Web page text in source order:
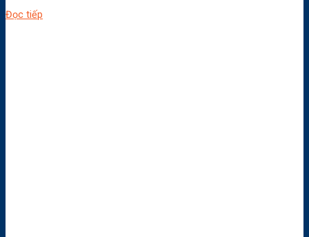
Đọc tiếp